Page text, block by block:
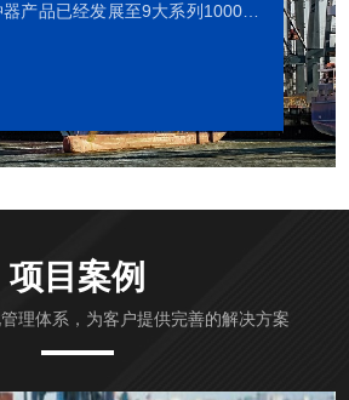
产品已经发展至9大系列1000多
、弹簧缓冲器、橡胶缓冲器、聚
可以为客户提供定制化的缓冲器
。我们公司有多项发明专利、有
、中国首个专业的缓冲器检测实
。我们公司长期与中科院和大连
项目案例
理体系，为客户提供完善的解决方案